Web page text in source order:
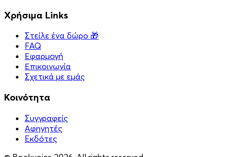
Χρήσιμα Links
Στείλε ένα δώρο 🎁
FAQ
Εφαρμογή
Επικοινωνία
Σχετικά με εμάς
Κοινότητα
Συγγραφείς
Αφηγητές
Eκδότες